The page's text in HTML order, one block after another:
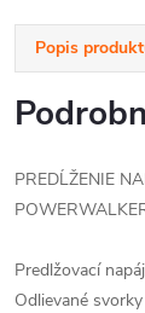
Popis
PREDĹŽENIE
Predlžovací
Odlievané